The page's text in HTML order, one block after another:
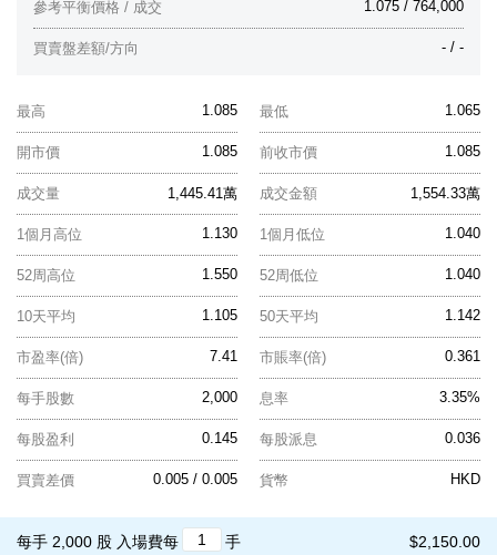
1.075 / 764,000
參考平衡價格 / 成交
- / -
買賣盤差額/方向
1.085
最高 1.065
最低
1.085
開市價 1.085
前收市價
1,445.41萬
成交量 1,554.33萬
成交金額
1.130
1個月高位 1.040
1個月低位
1.550
52周高位 1.040
52周低位
1.105
10天平均 1.142
50天平均
7.41
市盈率(倍) 0.361
市賬率(倍)
2,000
每手股數 3.35%
息率
0.145
每股盈利 0.036
每股派息
0.005 / 0.005
買賣差價 HKD
貨幣
$2,150.00
每手 2,000 股 入場費每 手